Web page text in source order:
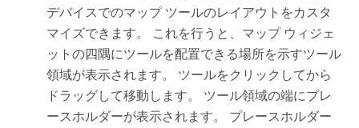
デバイスでのマップ ツールのレイアウトをカスタ
マイズできます。 これを行うと、マップ ウィジェ
ットの四隅にツールを配置できる場所を示すツール
領域が表示されます。 ツールをクリックしてから
ドラッグして移動します。 ツール領域の端にプレ
ースホルダーが表示されます。 プレースホルダー